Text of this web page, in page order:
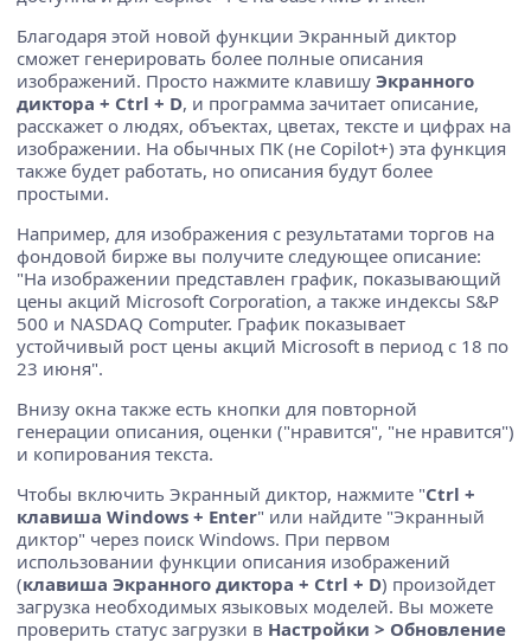
Благодаря этой новой функции Экранный диктор
сможет генерировать более полные описания
изображений. Просто нажмите клавишу Экранного
диктора + Ctrl + D, и программа зачитает описание,
расскажет о людях, объектах, цветах, тексте и цифрах на
изображении. На обычных ПК (не Copilot+) эта функция
также будет работать, но описания будут более
простыми.
Например, для изображения с результатами торгов на
фондовой бирже вы получите следующее описание:
"На изображении представлен график, показывающий
цены акций Microsoft Corporation, а также индексы S&P
500 и NASDAQ Computer. График показывает
устойчивый рост цены акций Microsoft в период с 18 по
23 июня".
Внизу окна также есть кнопки для повторной
генерации описания, оценки ("нравится", "не нравится")
и копирования текста.
Чтобы включить Экранный диктор, нажмите "Ctrl +
клавиша Windows + Enter" или найдите "Экранный
диктор" через поиск Windows. При первом
использовании функции описания изображений
(клавиша Экранного диктора + Ctrl + D) произойдет
загрузка необходимых языковых моделей. Вы можете
проверить статус загрузки в Настройки > Обновление